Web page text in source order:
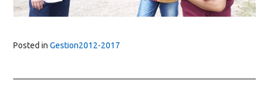
Posted in Gestion2012-2017